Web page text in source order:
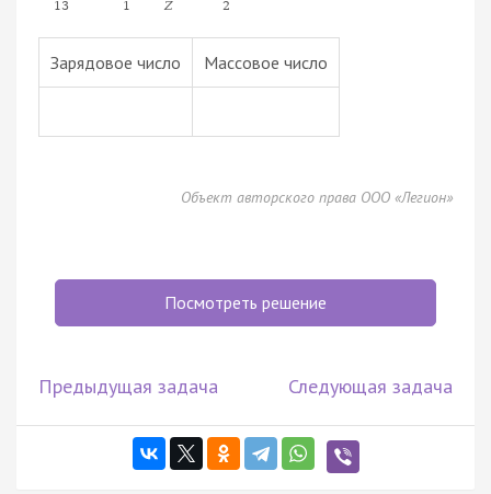
13 1 Z 2
Зарядовое число Массовое число
Объект авторского права ООО «Легион»
Посмотреть решение
Предыдущая задача Следующая задача